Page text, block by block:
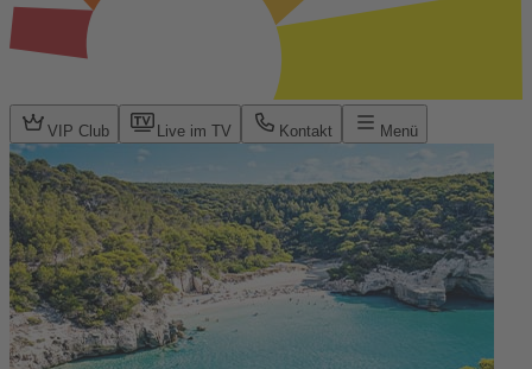
VIP Club Live im TV Kontakt Menü